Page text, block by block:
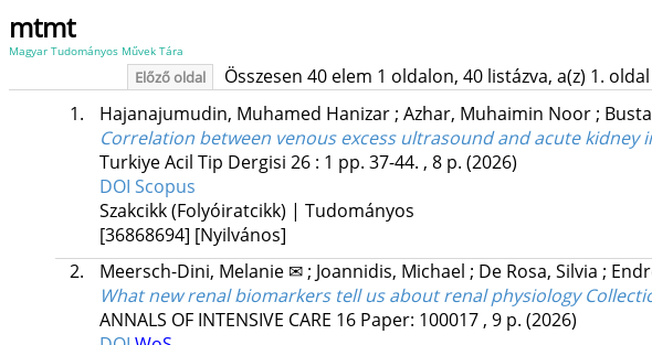
mtmt
Magyar Tudományos Művek Tára
Előző oldal Összesen 40 elem 1 oldalon, 40 listázva, a(z) 1.
1. Hajanajumudin, Muhamed Hanizar; Azhar, Muhaimin Noor;
Correlation between venous excess ultrasound and acute
Turkiye Acil Tip Dergisi 26: 1 pp. 37-44. , 8 p. (2026)
DOI Scopus
Szakcikk (Folyóiratcikk) | Tudományos
[36868694] [Nyilvános]
2.
Meersch-Dini, Melanie ✉; Joannidis, Michael ; De Rosa, Silvia ;
What new renal biomarkers tell us about renal physiology
ANNALS OF INTENSIVE CARE 16 Paper: 100017 , 9 p. (2026)